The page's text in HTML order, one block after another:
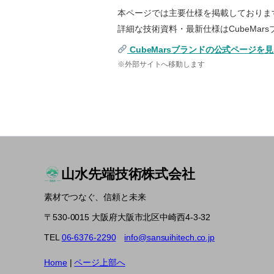
本ページでは主要仕様を掲載しておりま
詳細な技術資料・最新仕様はCubeMars
CubeMarsブランドの公式ページを
※外部サイトへ移動します
山水先端技術株式会社
素材でつなぐ、信頼と未来
〒530-0015 大阪府大阪市北区中崎西4-3-32
TEL 06-6376-2290 info@sansuihitech.co.jp
Home | ページ上部へ